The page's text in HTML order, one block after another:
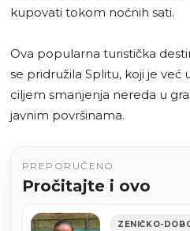
kupovati tokom noćnih sati.
Ova popularna turistička
se pridružila Splitu, koji je već
ciljem smanjenja nereda u
javnim površinama.
PREPORUČENO
Pročitajte i ovo